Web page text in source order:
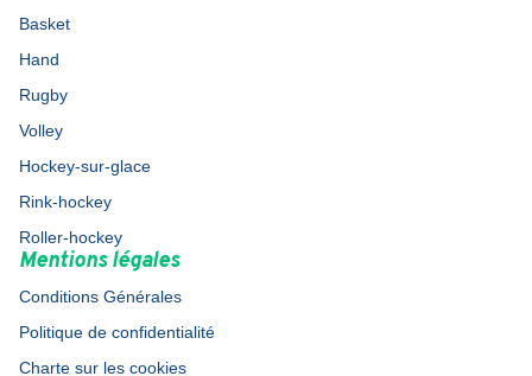
Basket
Hand
Rugby
Volley
Hockey-sur-glace
Rink-hockey
Roller-hockey
Mentions légales
Conditions Générales
Politique de confidentialité
Charte sur les cookies